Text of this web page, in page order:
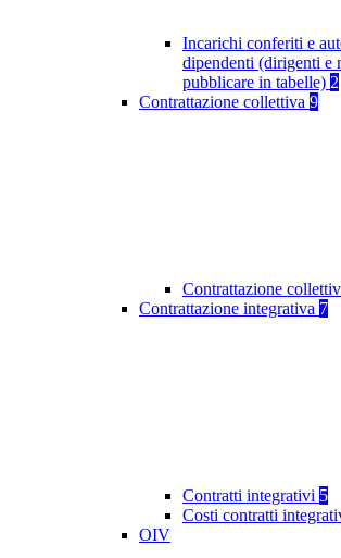
Incarichi conferiti e
dipendenti (dirigenti e
pubblicare in tabelle) 2
Contrattazione collettiva 9
Contrattazione
Contrattazione integrativa 7
Contratti integrativi 5
Costi contratti
OIV